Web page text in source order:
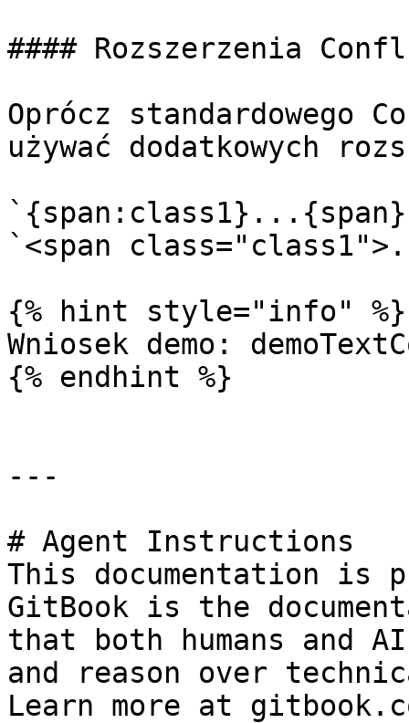
#### Rozszerzenia
Oprócz standardowego
używać dodatkowych
`<span
{% hint style="info" %}
Wniosek demo:
{% endhint %}
---
# Agent Instructions
This documentation is
GitBook is the
that both humans and
and reason over
Learn more at